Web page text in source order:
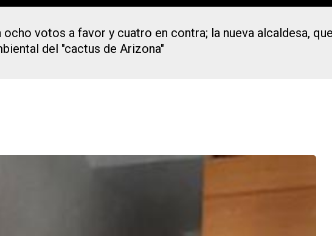
votos a favor y cuatro en contra; la nueva alcaldesa,
del "cactus de Arizona"